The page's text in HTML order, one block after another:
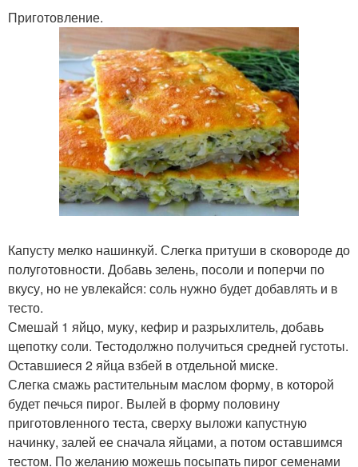
Приготовление.
Капусту мелко нашинкуй. Слегка притуши в сковороде до
полуготовности. Добавь зелень, посоли и поперчи по
вкусу, но не увлекайся: соль нужно будет добавлять и в
тесто.
Смешай 1 яйцо, муку, кефир и разрыхлитель, добавь
щепотку соли. Тестодолжно получиться средней густоты.
Оставшиеся 2 яйца взбей в отдельной миске.
Слегка смажь растительным маслом форму, в которой
будет печься пирог. Вылей в форму половину
приготовленного теста, сверху выложи капустную
начинку, залей ее сначала яйцами, а потом оставшимся
тестом. По желанию можешь посыпать пирог семенами